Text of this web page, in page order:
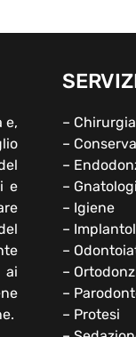
e,
e
– Chirurgia
–
–
–
– Igiene
–
–
–
–
– Protesi